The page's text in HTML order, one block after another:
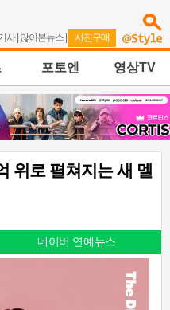
사| 많이본뉴스 | 사진구매
포토엔 영상TV
위로 펼쳐지는 새 멜
네이버 연예뉴스